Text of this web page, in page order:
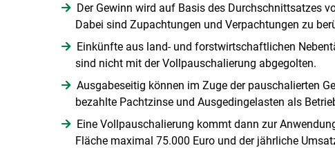
Der Gewinn wird auf Basis des Durchschnittsatzes
Dabei sind Zupachtungen und Verpachtungen zu
Einkünfte aus land- und forstwirtschaftlichen
sind nicht mit der Vollpauschalierung abgegolten.
Ausgabeseitig können im Zuge der pauschalierten
bezahlte Pachtzinse und Ausgedingelasten als
Eine Vollpauschalierung kommt dann zur
Fläche maximal 75.000 Euro und der jährliche